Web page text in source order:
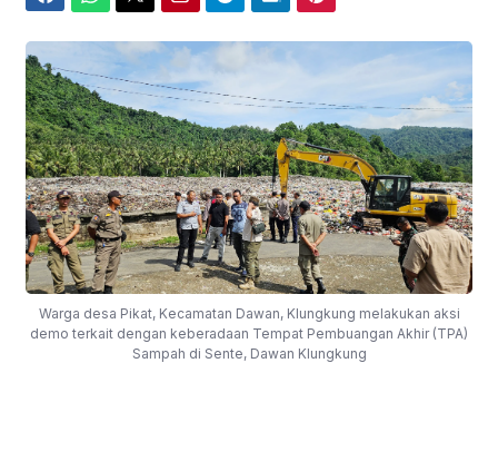
Warga desa Pikat, Kecamatan Dawan, Klungkung melakukan aksi
demo terkait dengan keberadaan Tempat Pembuangan Akhir (TPA)
Sampah di Sente, Dawan Klungkung